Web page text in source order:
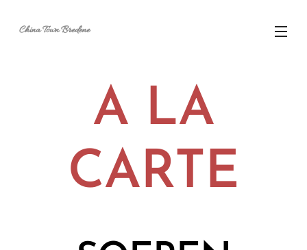
China Town Bredene
A LA
CARTE